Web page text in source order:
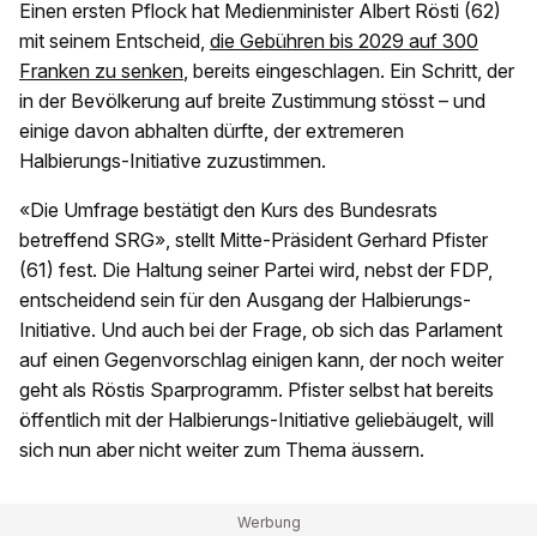
Einen ersten Pflock hat Medienminister Albert Rösti (62)
mit seinem Entscheid, die Gebühren bis 2029 auf 300
Franken zu senken, bereits eingeschlagen. Ein Schritt, der
in der Bevölkerung auf breite Zustimmung stösst – und
einige davon abhalten dürfte, der extremeren
Halbierungs-Initiative zuzustimmen.
«Die Umfrage bestätigt den Kurs des Bundesrats
betreffend SRG», stellt Mitte-Präsident Gerhard Pfister
(61) fest. Die Haltung seiner Partei wird, nebst der FDP,
entscheidend sein für den Ausgang der Halbierungs-
Initiative. Und auch bei der Frage, ob sich das Parlament
auf einen Gegenvorschlag einigen kann, der noch weiter
geht als Röstis Sparprogramm. Pfister selbst hat bereits
öffentlich mit der Halbierungs-Initiative geliebäugelt, will
sich nun aber nicht weiter zum Thema äussern.